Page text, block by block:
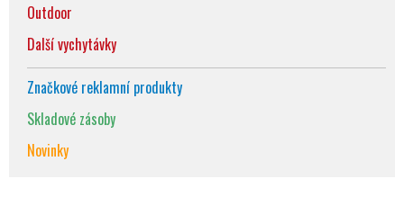
Outdoor
Další vychytávky
Značkové reklamní produkty
Skladové zásoby
Novinky